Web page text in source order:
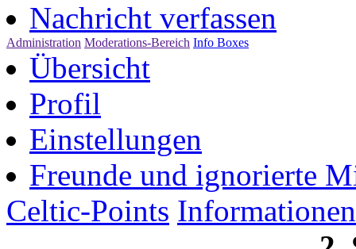
Nachricht verfassen
Administration Moderations-Bereich Info Boxes
Übersicht
Profil
Einstellungen
Freunde und ignorierte
Celtic-Points Informationen